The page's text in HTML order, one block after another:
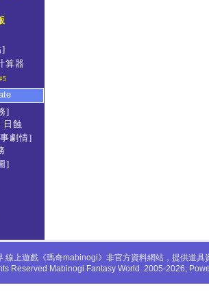
]
算器
]
日蝕
劇情]
]
線上遊戲《瑪奇mabinogi》非官方資料網站，提供道
Reserved Mabinogi Fantasy World. 2005-2026,